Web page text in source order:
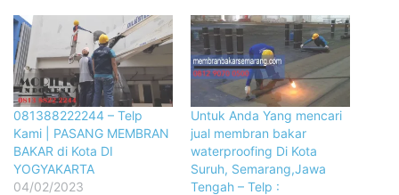
081388222244 – Telp
Kami | PASANG MEMBRAN
BAKAR di Kota DI
YOGYAKARTA
04/02/2023
Untuk Anda Yang mencari
jual membran bakar
waterproofing Di Kota
Suruh, Semarang,Jawa
Tengah – Telp :